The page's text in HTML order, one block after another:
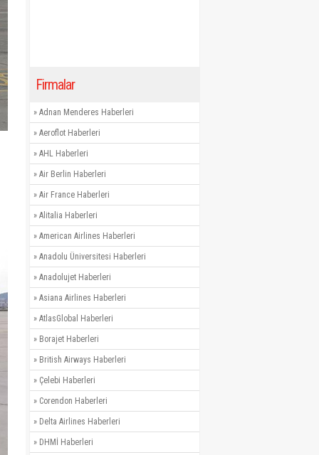
Firmalar
» Adnan Menderes Haberleri
» Aeroflot Haberleri
» AHL Haberleri
» Air Berlin Haberleri
» Air France Haberleri
» Alitalia Haberleri
» American Airlines Haberleri
» Anadolu Üniversitesi Haberleri
» Anadolujet Haberleri
» Asiana Airlines Haberleri
» AtlasGlobal Haberleri
» Borajet Haberleri
» British Airways Haberleri
» Çelebi Haberleri
» Corendon Haberleri
» Delta Airlines Haberleri
» DHMİ Haberleri